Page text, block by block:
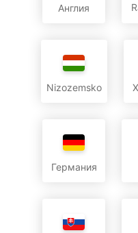
Англия
Nizozemsko
Германия